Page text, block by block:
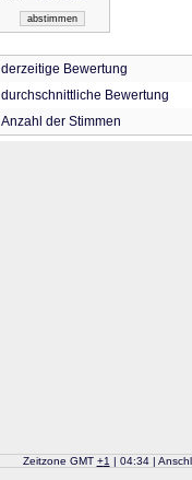
derzeitige Bewertung
durchschnittliche Bewertung
Anzahl der Stimmen
Zeitzone GMT +1 | 04:34 |